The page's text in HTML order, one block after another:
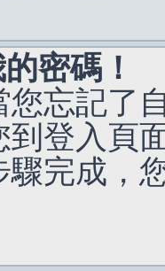
密碼！
您忘記了
到登入頁
驟完成，